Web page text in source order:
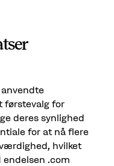
førstevalg for
deres synlighed
for at nå flere
hvilket
.com